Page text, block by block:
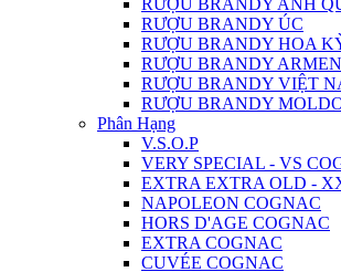
RƯỢU BRANDY ANH
RƯỢU BRANDY ÚC
RƯỢU BRANDY HOA
RƯỢU BRANDY
RƯỢU BRANDY VIỆT
RƯỢU BRANDY
Phân Hạng
V.S.O.P
VERY SPECIAL - VS
EXTRA EXTRA OLD -
NAPOLEON COGNAC
HORS D'AGE COGNAC
EXTRA COGNAC
CUVÉE COGNAC